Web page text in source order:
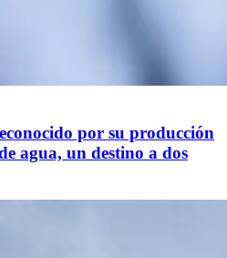
por su producción
agua, un destino a dos